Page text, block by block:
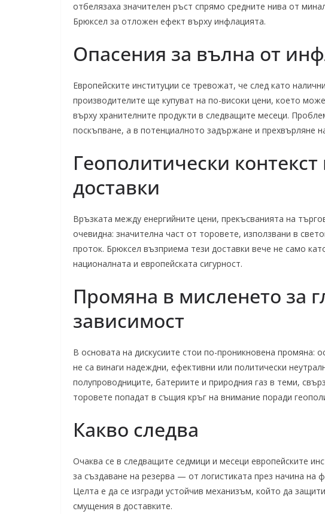
отбелязаха значителен ръст спрямо средните нива от
Брюксел за отложен ефект върху инфлацията.
Опасения за вълна от
Европейските институции се тревожат, че след като
производителите ще купуват на по-високи цени, което
върху хранителните продукти в следващите месеци.
поскъпване, а в потенциалното задържане и прехвърляне
Геополитически
доставки
Връзката между енергийните цени, прекъсванията на
очевидна: значителна част от торовете, използвани в
проток. Брюксел възприема тези доставки вече не само
националната и европейската сигурност.
Промяна в мисленето за
зависимост
В основата на дискусиите стои по-проникновена промяна:
не са винаги надеждни, ефективни или политически
полупроводниците, батериите и природния газ в теми,
торовете попадат в същия кръг на внимание поради
Какво следва
Очаква се в следващите седмици и месеци европейските
за създаване на резерва — от логистиката през начина
Целта е да се изгради устойчив механизъм, който да
смущения в доставките.